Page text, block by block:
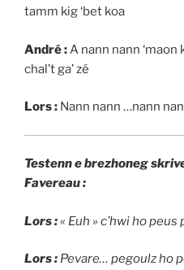
tamm kig ‘bet koa
André : A nann nann ‘maon
chal’t ga’ zé
Lors : Nann nann …nann
Testenn e brezhoneg
Favereau :
Lors :« Euh » c’hwi ho
Lors : Pevare… pegoulz ho